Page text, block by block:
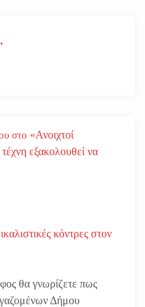
στο «Ανοιχτοί
εξακολουθεί να
κόντρες στον
θα γνωρίζετε πως
Δήμου